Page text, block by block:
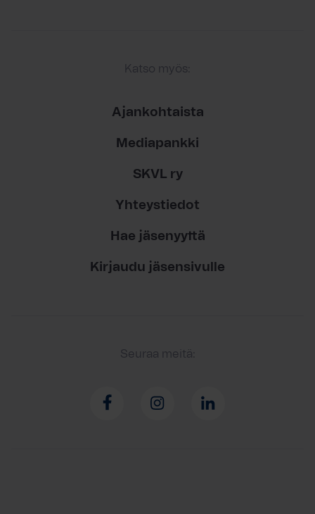
Katso myös:
Ajankohtaista
Mediapankki
SKVL ry
Yhteystiedot
Hae jäsenyyttä
Kirjaudu jäsensivulle
Seuraa meitä: